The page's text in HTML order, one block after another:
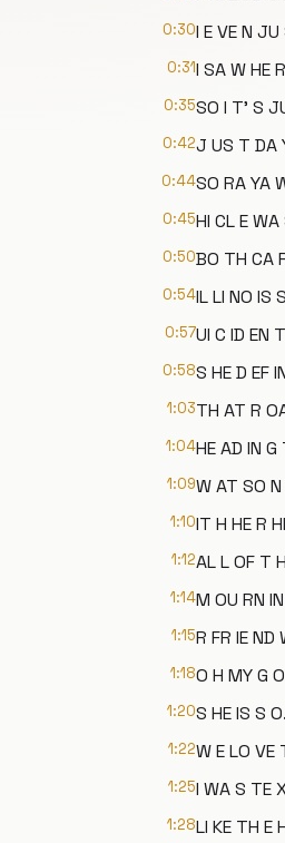
0:30I E VE N JU
0:31I SA W HE
0:35SO I T' S
0:42J US T DA
0:44SO RA YA
0:45HI CL E
0:50BO TH CA
0:54IL LI NO IS
0:57UI C ID EN
0:58S HE D EF
1:03TH AT R
1:04HE AD IN
1:09W AT SO N
1:10IT H HE R
1:12AL L OF T
1:14M OU RN
1:15R FR IE ND
1:18O H MY G
1:20S HE IS S O.
1:22W E LO VE
1:25I WA S TE
1:28LI KE TH E